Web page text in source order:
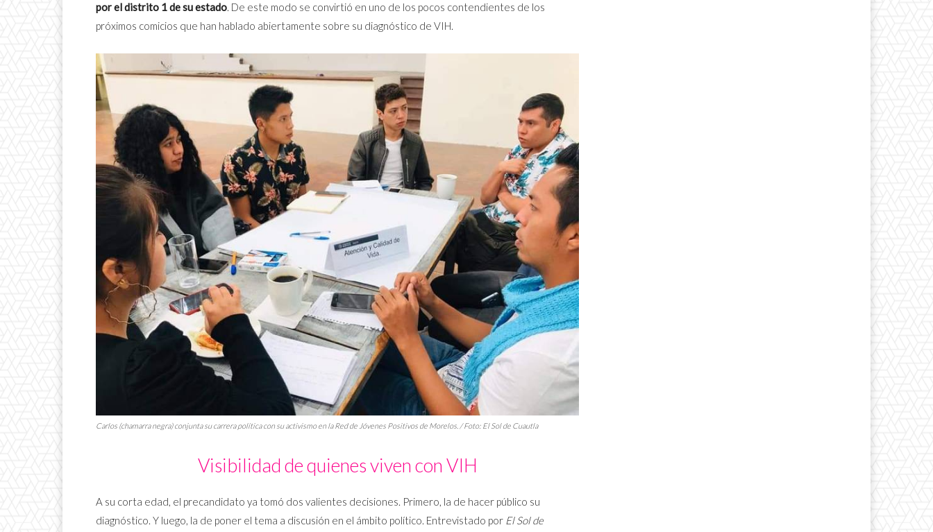
por el distrito 1 de su estado. De este modo se convirtió en uno de los pocos contendientes de los
próximos comicios que han hablado abiertamente sobre su diagnóstico de VIH.
Carlos (chamarra negra) conjunta su carrera política con su activismo en la Red de Jóvenes Positivos de Morelos. / Foto: El Sol de Cuautla
Visibilidad de quienes viven con VIH
A su corta edad, el precandidato ya tomó dos valientes decisiones. Primero, la de hacer público su
diagnóstico. Y luego, la de poner el tema a discusión en el ámbito político. Entrevistado por El Sol de